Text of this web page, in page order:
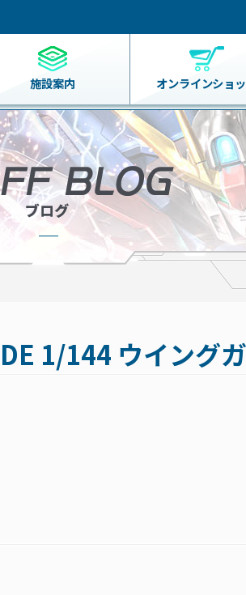
施設案内 オンラインショ
1/144 ウイング